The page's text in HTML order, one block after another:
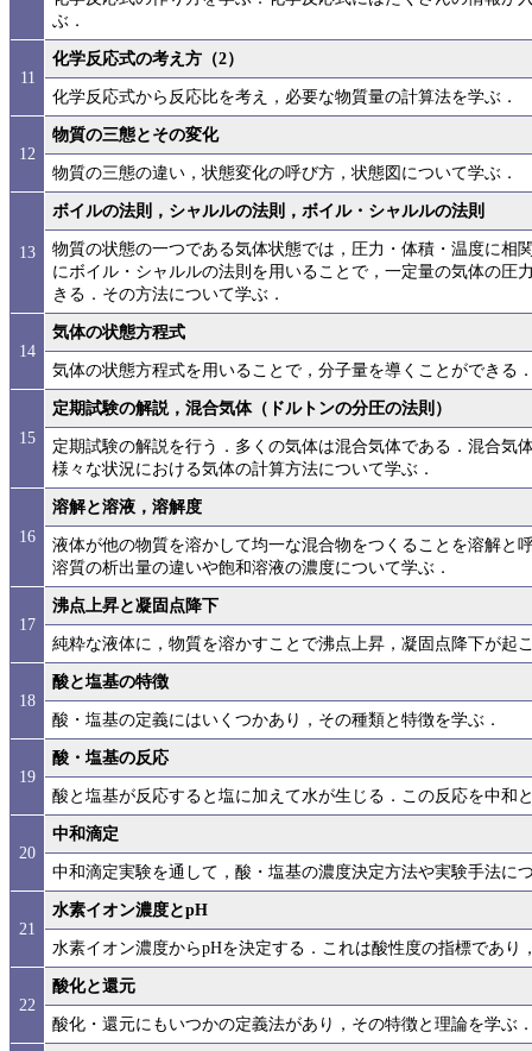
ぶ．
11
化学反応式の考え方（2）
化学反応式から反応比を考え，必要な物質量の計算法を学ぶ．
12
物質の三態とその変化
物質の三態の違い，状態変化の呼び方，状態図について学ぶ．
13
ボイルの法則，シャルルの法則，ボイル・シャルルの法則
物質の状態の一つである気体状態では，圧力・体積・温度に相
にボイル・シャルルの法則を用いることで，一定量の気体の圧
きる．その方法について学ぶ．
14
気体の状態方程式
気体の状態方程式を用いることで，分子量を導くことができる
15
定期試験の解説，混合気体（ドルトンの分圧の法則）
定期試験の解説を行う．多くの気体は混合気体である．混合気
様々な状況における気体の計算方法について学ぶ．
16
溶解と溶液，溶解度
液体が他の物質を溶かして均一な混合物をつくることを溶解と
溶質の析出量の違いや飽和溶液の濃度について学ぶ．
17
沸点上昇と凝固点降下
純粋な液体に，物質を溶かすことで沸点上昇，凝固点降下が起
18
酸と塩基の特徴
酸・塩基の定義にはいくつかあり，その種類と特徴を学ぶ．
19
酸・塩基の反応
酸と塩基が反応すると塩に加えて水が生じる．この反応を中和
20
中和滴定
中和滴定実験を通して，酸・塩基の濃度決定方法や実験手法に
21
水素イオン濃度とpH
水素イオン濃度からpHを決定する．これは酸性度の指標であり
22
酸化と還元
酸化・還元にもいつかの定義法があり，その特徴と理論を学ぶ